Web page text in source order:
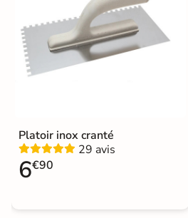
Platoir inox cranté
29 avis
6€90